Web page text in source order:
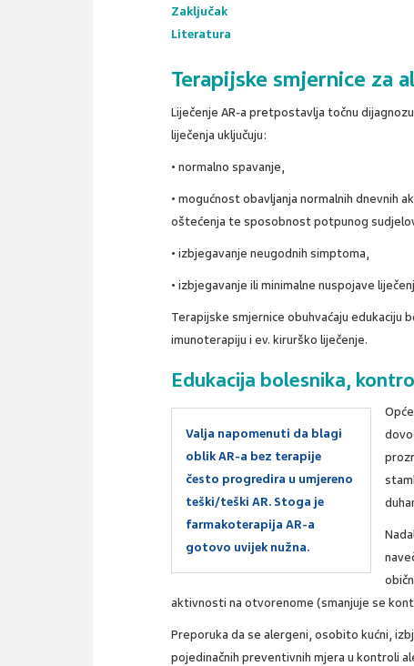
Zaključak
Literatura
Terapijske smjernice za
Liječenje AR-a pretpostavlja točnu
liječenja uključuju:
• normalno spavanje,
• mogućnost obavljanja normalnih dnevnih
oštećenja te sposobnost potpunog
• izbjegavanje neugodnih simptoma,
• izbjegavanje ili minimalne nuspojave
Terapijske smjernice obuhvaćaju
imunoterapiju i ev. kirurško liječenje.
Edukacija bolesnika,
Valja napomenuti da blagi
oblik AR-a bez terapije
često progredira u umjereno
teški/teški AR. Stoga je
farmakoterapija AR-a
gotovo uvijek nužna.
aktivnosti na otvorenome (smanjuje se
Preporuka da se alergeni, osobito kućni,
pojedinačnih preventivnih mjera u kontroli